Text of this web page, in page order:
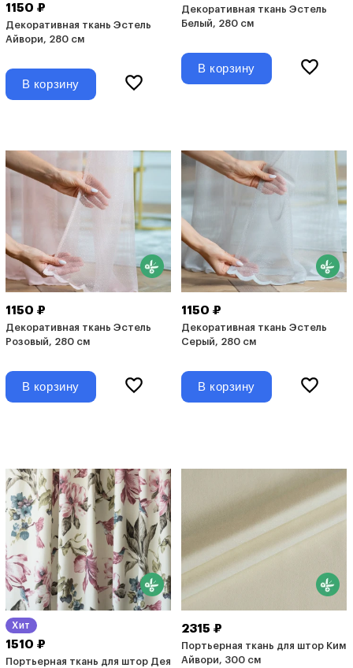
1150 ₽
Декоративная ткань Эстель
Айвори, 280 см
В корзину
Декоративная ткань Эстель
Белый, 280 см
В корзину
1150 ₽
Декоративная ткань Эстель
Розовый, 280 см
В корзину
1150 ₽
Декоративная ткань Эстель
Серый, 280 см
В корзину
Хит
1510 ₽
Портьерная ткань для штор Дея
2315 ₽
Портьерная ткань для штор Ким
Айвори, 300 см